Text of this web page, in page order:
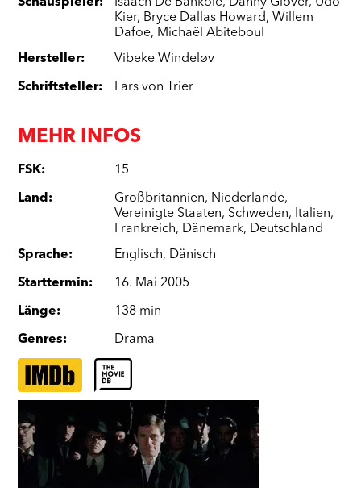
Schauspieler: Isaach De Bankolé, Danny Glover, Udo
Kier, Bryce Dallas Howard, Willem
Dafoe, Michaël Abiteboul
Hersteller: Vibeke Windeløv
Schriftsteller: Lars von Trier
MEHR INFOS
FSK: 15
Land: Großbritannien, Niederlande,
Vereinigte Staaten, Schweden, Italien,
Frankreich, Dänemark, Deutschland
Sprache: Englisch, Dänisch
Starttermin: 16. Mai 2005
Länge: 138 min
Genres: Drama